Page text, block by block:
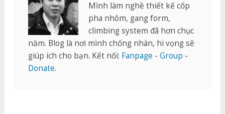
Mình làm nghề thiết kế cốp
pha nhôm, gang form,
climbing system đã hơn chục
năm. Blog là nơi mình chống nhàn, hi vọng sẽ
giúp ích cho bạn. Kết nối: Fanpage -Group -
Donate.